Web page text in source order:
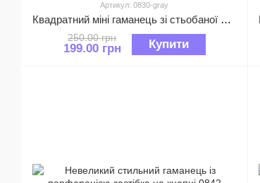
Артикул: 0830-gray
Квадратний міні гаманець зі стьобаної структурою 0830 Сірий
250.00 грн
199.00 грн Купити